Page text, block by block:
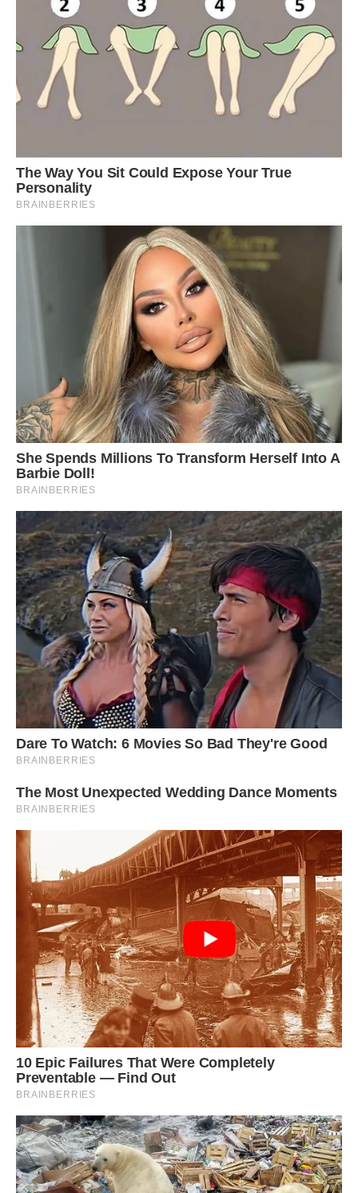
приїжджає до батьків і насолоджується батьківською
любов’ю – такий терплячою і згасає.
Дізнавшись, що у Олени в родині тепер все добре, як-то
легко стало на душі. Хороші люди заслуговують щастя!
Все-таки молодець Олена, що так терпляче
налагоджувала відносини з дочкою, розуміючи, що поки
Фото ілюстративне – спеціально для ibilingua